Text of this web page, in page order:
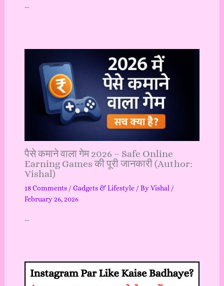
…
पैसे कमाने वाला गेम 2026 – Safe Online
Earning Games की पूरी जानकारी (Author:
Vishal)
18 Comments / Gadgets & Lifestyle/ ByVishal /
February 26, 2026
…